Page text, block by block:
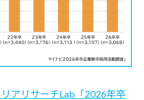
アリサーチLab「2026年卒